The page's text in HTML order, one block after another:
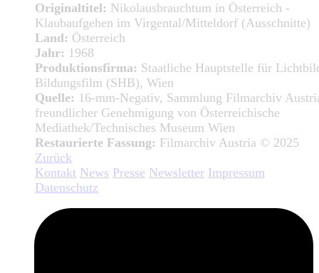
Originaltitel: Nikolausbrauchtum in Österreich -
Klaubaufgehen im Virgental/Mitteldorf (Ausschnitte)
Land: Österreich
Jahr: 1968
Produktionsfirma: Staatliche Hauptstelle für
Bildungsfilm (SHB), Wien
Quelle: 16-mm-Negativ, Sammlung Filmarchiv
freundlicher Genehmigung von Österreichische
Mediathek/Technisches Museum Wien
Restaurierte Fassung: Filmarchiv Austria © 2025
Zurück
Kontakt News Presse Newsletter Impressum
Datenschutz